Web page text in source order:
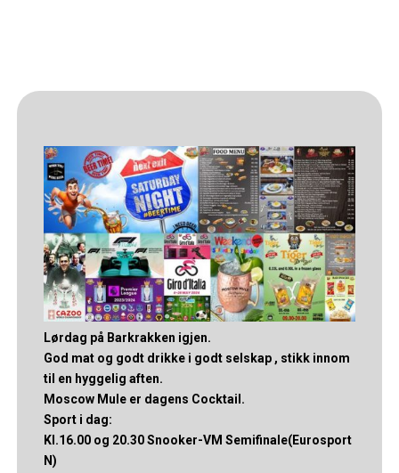
Lørdag på Barkrakken igjen.
God mat og godt drikke i godt selskap , stikk innom
til en hyggelig aften.
Moscow Mule er dagens Cocktail.
Sport i dag:
Kl.16.00 og 20.30 Snooker-VM Semifinale(Eurosport
N)